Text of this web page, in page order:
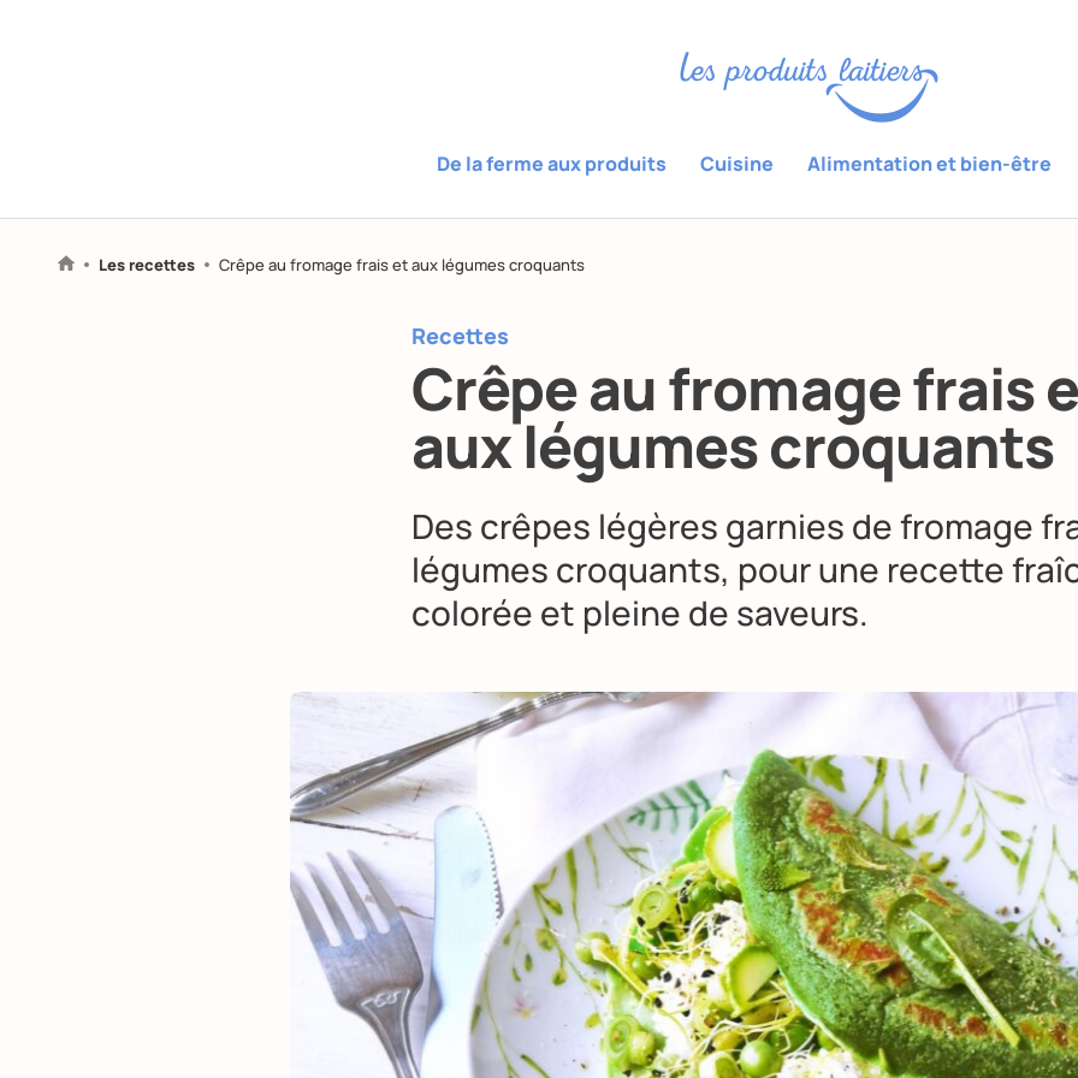
De la ferme aux produits Cuisine Alimentation et bien-être
Les recettes Crêpe au fromage frais et aux légumes croquants
Recettes
Crêpe au fromage frais
aux légumes croquants
Des crêpes légères garnies de fromage
légumes croquants, pour une recette
colorée et pleine de saveurs.